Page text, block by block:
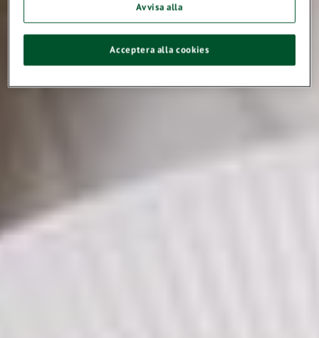
Avvisa alla
Acceptera alla cookies